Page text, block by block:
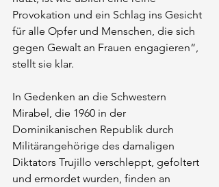
Provokation und ein Schlag ins Gesicht
für alle Opfer und Menschen, die sich
gegen Gewalt an Frauen engagieren“,
stellt sie klar.
In Gedenken an die Schwestern
Mirabel, die 1960 in der
Dominikanischen Republik durch
Militärangehörige des damaligen
Diktators Trujillo verschleppt, gefoltert
und ermordet wurden, finden an